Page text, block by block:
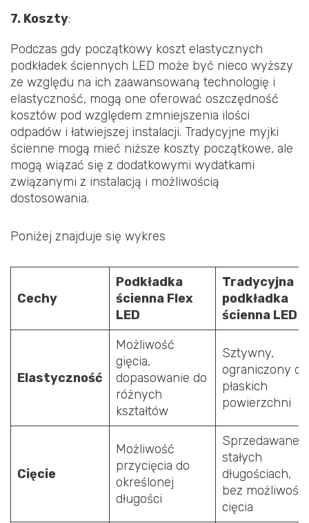
7. Koszty:
Podczas gdy początkowy koszt elastycznych
podkładek ściennych LED może być nieco wyższy
ze względu na ich zaawansowaną technologię i
elastyczność, mogą one oferować oszczędność
kosztów pod względem zmniejszenia ilości
odpadów i łatwiejszej instalacji. Tradycyjne myjki
ścienne mogą mieć niższe koszty początkowe, ale
mogą wiązać się z dodatkowymi wydatkami
związanymi z instalacją i możliwością
dostosowania.
Poniżej znajduje się wykres
Cechy
Podkładka
ścienna Flex
LED
Tradycyjna
podkładka
ścienna LED
Elastyczność
Możliwość
gięcia,
dopasowanie do
różnych
kształtów
Sztywny,
ograniczony do
płaskich
powierzchni
Cięcie
Możliwość
przycięcia do
określonej
długości
Sprzedawane
stałych
długościach,
bez możliwości
cięcia